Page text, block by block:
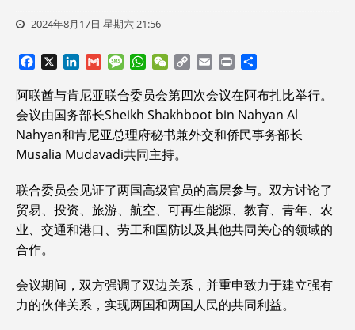
2024年8月17日 星期六 21:56
c
e
b
o
o
n
k
e
d
I
G
a
i
l
M
s
s
a
g
e
W
a
t
s
A
p
W
C
h
a
t
p
y
L
i
a
l
i
n
t
阿联酋与肯尼亚联合委员会第四次会议在阿布扎比举行。
会议由国务部长Sheikh Shakhboot bin Nahyan Al
Nahyan和肯尼亚总理府秘书兼外交和侨民事务部长
Musalia Mudavadi共同主持。
联合委员会见证了两国高级官员的高层参与。双方讨论了
贸易、投资、旅游、航空、可再生能源、教育、青年、农
业、交通和港口、劳工和国防以及其他共同关心的领域的
合作。
会议期间，双方强调了双边关系，并重申致力于建立强有
力的伙伴关系，实现两国和两国人民的共同利益。